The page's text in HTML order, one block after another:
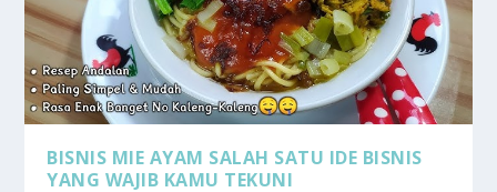
BISNIS MIE AYAM SALAH SATU IDE BISNIS
YANG WAJIB KAMU TEKUNI